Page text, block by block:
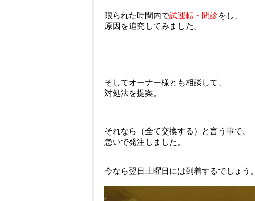
限られた時間内で試運転・問診をし、
原因を追究してみました。
そしてオーナー様とも相談して、
対処法を提案。
それなら（全て交換する）と言う事で、
急いで発注しました。
今なら翌日土曜日には到着するでしょう。